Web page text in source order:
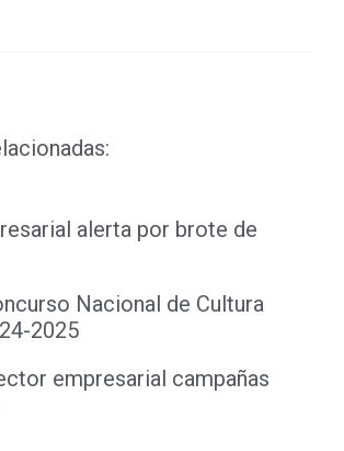
alerta por brote de
Nacional de Cultura
2025
empresarial campañas